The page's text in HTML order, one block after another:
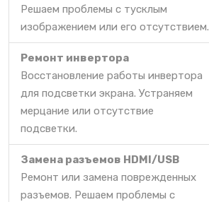
Решаем проблемы с тусклым
изображением или его отсутствием.
Ремонт инвертора
Восстановление работы инвертора
для подсветки экрана. Устраняем
мерцание или отсутствие
подсветки.
Замена разъемов HDMI/USB
Ремонт или замена поврежденных
разъемов. Решаем проблемы с